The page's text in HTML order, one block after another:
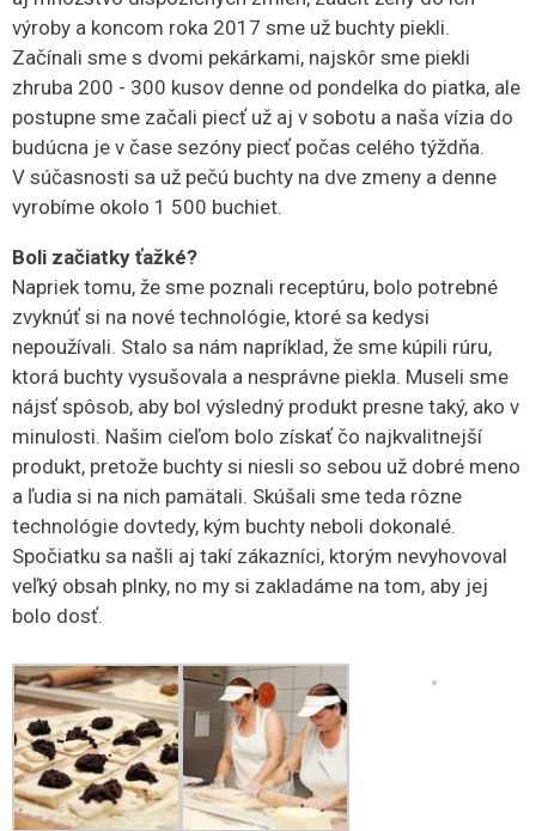
výroby a koncom roka 2017 sme už buchty piekli.
Začínali sme s dvomi pekárkami, najskôr sme piekli
zhruba 200 - 300 kusov denne od pondelka do piatka, ale
postupne sme začali piecť už aj v sobotu a naša vízia do
budúcna je v čase sezóny piecť počas celého týždňa.
V súčasnosti sa už pečú buchty na dve zmeny a denne
vyrobíme okolo 1 500 buchiet.
Boli začiatky ťažké?
Napriek tomu, že sme poznali receptúru, bolo potrebné
zvyknúť si na nové technológie, ktoré sa kedysi
nepoužívali. Stalo sa nám napríklad, že sme kúpili rúru,
ktorá buchty vysušovala a nesprávne piekla. Museli sme
nájsť spôsob, aby bol výsledný produkt presne taký, ako v
minulosti. Našim cieľom bolo získať čo najkvalitnejší
produkt, pretože buchty si niesli so sebou už dobré meno
a ľudia si na nich pamätali. Skúšali sme teda rôzne
technológie dovtedy, kým buchty neboli dokonalé.
Spočiatku sa našli aj takí zákazníci, ktorým nevyhovoval
veľký obsah plnky, no my si zakladáme na tom, aby jej
bolo dosť.